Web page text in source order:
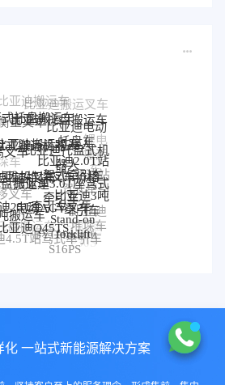
重叉车
托盘搬运车
比亚迪托盘搬运车
比亚迪电动
托盘车锂电
搬运
车
车
叉车
式搬运机器人
亚迪搬运机器人
比亚迪托盘式机
器人
比亚迪2.0T站
驾式牵引车
比亚迪站
驾式牵引
车
叉车
搬运车
堆垛叉车
亚迪堆垛叉车价格
比亚迪3.0T座驾式
牵引车
比亚迪3吨
牵引车
比亚迪
堆垛车
比亚迪
P30S
迪仓储叉车
盘搬运车
搬运车
25T牵引车
电动AGV叉车
Stand-on
forklift
BYD forklift
S16PS
4.5T站驾式牵引车
亚迪Q45TS
化 一站式新能源解决方案